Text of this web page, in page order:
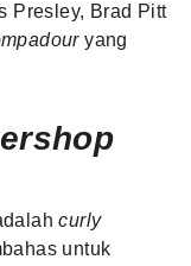
Presley, Brad Pitt
yang
curly
untuk